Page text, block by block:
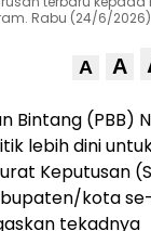
Rabu (24/6/
A A
Bintang (PBB)
lebih dini
Keputusan
kota
tekadnya